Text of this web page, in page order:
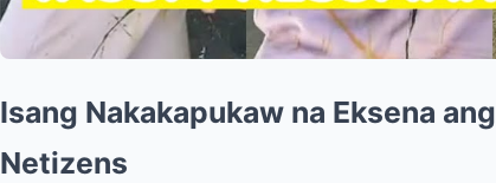
Isang Nakakapukaw na Eksena
Netizens